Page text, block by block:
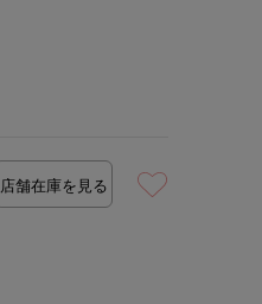
店舗在庫を見る